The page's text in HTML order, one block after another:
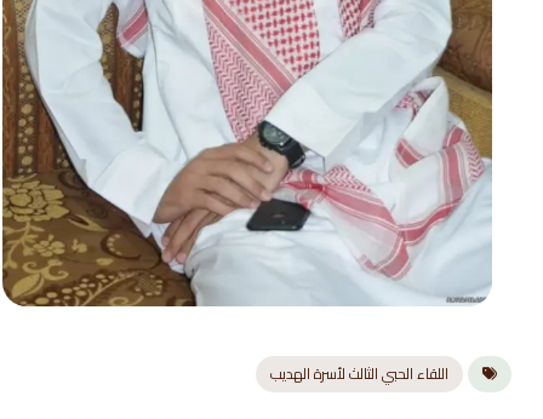
اللقاء الحبي الثالث لأسرة الهديب